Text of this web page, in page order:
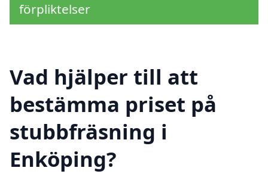
förpliktelser
Vad hjälper till att
bestämma priset på
stubbfräsning i
Enköping?